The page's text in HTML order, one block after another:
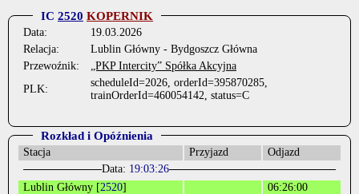
IC 2520 KOPERNIK
Data:
19.03.2026
Relacja:
Lublin Główny - Bydgoszcz Główna
Przewoźnik:
„PKP Intercity” Spółka Akcyjna
PLK:
scheduleId=2026, orderId=395870285,
trainOrderId=460054142, status=C
Rozkład i Opóźnienia
Stacja Przyjazd
Odjazd
Data: 19:03:26
Lublin Główny [2520]
06:26:00